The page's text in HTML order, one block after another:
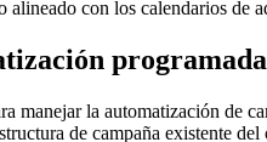
con los calendarios de
manejar la automatización de
de campaña existente